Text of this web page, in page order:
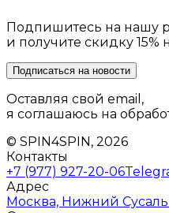
Подпишитесь на нашу
и получите скидку 15%
Подписаться на новости
Оставляя свой email,
я соглашаюсь на
© SPIN4SPIN, 2026
Контакты
+7 (977) 927-20-06
Адрес
Москва, Нижний